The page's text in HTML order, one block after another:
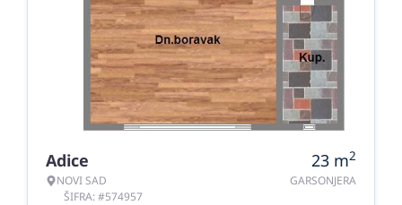
Adice
NOVI SAD
ŠIFRA: #574957
23 m2
GARSONJERA